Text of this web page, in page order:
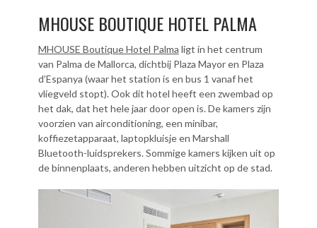
MHOUSE BOUTIQUE HOTEL PALMA
MHOUSE Boutique Hotel Palma ligt in het centrum
van Palma de Mallorca, dichtbij Plaza Mayor en Plaza
d’Espanya (waar het station is en bus 1 vanaf het
vliegveld stopt). Ook dit hotel heeft een zwembad op
het dak, dat het hele jaar door open is. De kamers zijn
voorzien van airconditioning, een minibar,
koffiezetapparaat, laptopkluisje en Marshall
Bluetooth-luidsprekers. Sommige kamers kijken uit op
de binnenplaats, anderen hebben uitzicht op de stad.